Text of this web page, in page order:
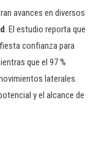
avances en diversos
. El estudio reporta que
confianza para
que el 97 %
laterales.
y el alcance de